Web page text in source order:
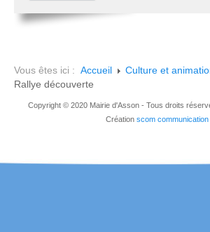
Vous êtes ici : Accueil
Culture et
Rallye découverte
Copyright © 2020 Mairie d'Asson - Tous droits
Création scom communication